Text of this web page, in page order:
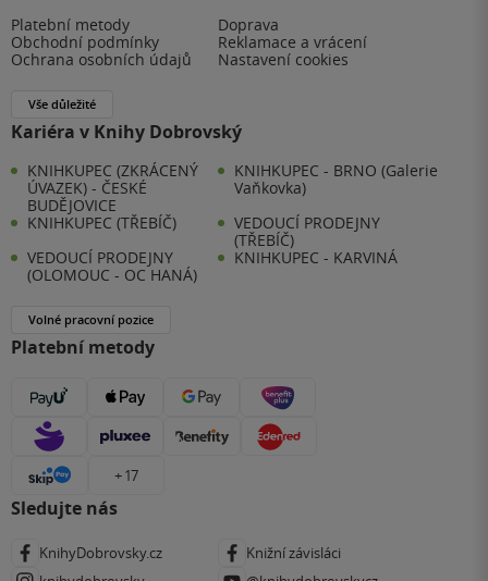
Platební metody
Doprava
Obchodní podmínky
Reklamace a vrácení
Ochrana osobních údajů
Nastavení cookies
Vše důležité
Kariéra v Knihy Dobrovský
KNIHKUPEC (ZKRÁCENÝ
ÚVAZEK) - ČESKÉ
BUDĚJOVICE
KNIHKUPEC - BRNO (Galerie
Vaňkovka)
KNIHKUPEC (TŘEBÍČ)
VEDOUCÍ PRODEJNY
(TŘEBÍČ)
VEDOUCÍ PRODEJNY
(OLOMOUC - OC HANÁ)
KNIHKUPEC - KARVINÁ
Volné pracovní pozice
Platební metody
+ 17
Sledujte nás
KnihyDobrovsky.cz
Knižní závisláci